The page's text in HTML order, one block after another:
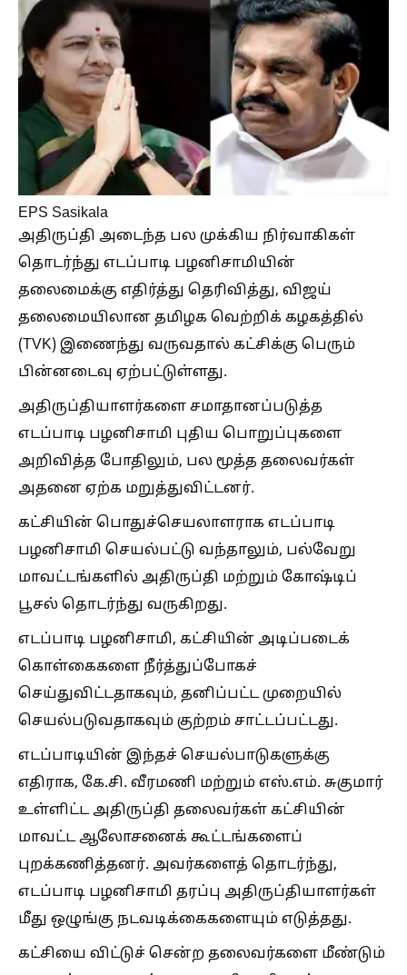
EPS Sasikala
அதிருப்தி அடைந்த பல முக்கிய நிர்வாகிகள்
தொடர்ந்து எடப்பாடி பழனிசாமியின்
தலைமைக்கு எதிர்த்து தெரிவித்து, விஜய்
தலைமையிலான தமிழக வெற்றிக் கழகத்தில்
(TVK) இணைந்து வருவதால் கட்சிக்கு பெரும்
பின்னடைவு ஏற்பட்டுள்ளது.
அதிருப்தியாளர்களை சமாதானப்படுத்த
எடப்பாடி பழனிசாமி புதிய பொறுப்புகளை
அறிவித்த போதிலும், பல மூத்த தலைவர்கள்
அதனை ஏற்க மறுத்துவிட்டனர்.
கட்சியின் பொதுச்செயலாளராக எடப்பாடி
பழனிசாமி செயல்பட்டு வந்தாலும், பல்வேறு
மாவட்டங்களில் அதிருப்தி மற்றும் கோஷ்டிப்
பூசல் தொடர்ந்து வருகிறது.
எடப்பாடி பழனிசாமி, கட்சியின் அடிப்படைக்
கொள்கைகளை நீர்த்துப்போகச்
செய்துவிட்டதாகவும், தனிப்பட்ட முறையில்
செயல்படுவதாகவும் குற்றம் சாட்டப்பட்டது.
எடப்பாடியின் இந்தச் செயல்பாடுகளுக்கு
எதிராக, கே.சி. வீரமணி மற்றும் எஸ்.எம். சுகுமார்
உள்ளிட்ட அதிருப்தி தலைவர்கள் கட்சியின்
மாவட்ட ஆலோசனைக் கூட்டங்களைப்
புறக்கணித்தனர். அவர்களைத் தொடர்ந்து,
எடப்பாடி பழனிசாமி தரப்பு அதிருப்தியாளர்கள்
மீது ஒழுங்கு நடவடிக்கைகளையும் எடுத்தது.
கட்சியை விட்டுச் சென்ற தலைவர்களை மீண்டும்